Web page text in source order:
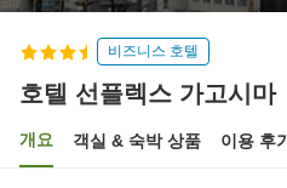
비즈니스 호텔
호텔 선플렉스 가고시마
개요 객실 & 숙박 상품 이용 후기